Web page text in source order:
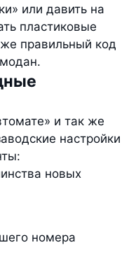
или давить на
пластиковые
правильный код
и так же
настройки
новых
номера